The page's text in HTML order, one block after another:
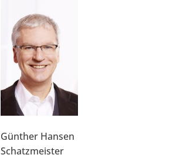
Günther Hansen
Schatzmeister